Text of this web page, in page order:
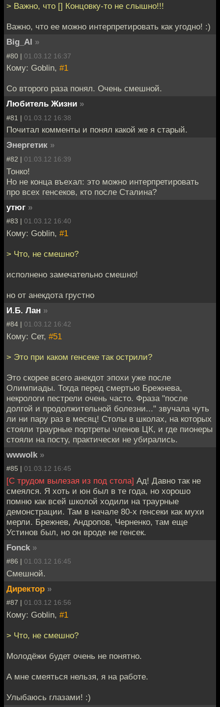
> Важно, что [] Концовку-то не слышно!!!
Важно, что ее можно интерпретировать как угодно! :)
Big_Al »
#80 | 01.03.12 16:37
Кому: Goblin, #1
Со второго раза понял. Очень смешной.
Любитель Жизни »
#81 | 01.03.12 16:38
Почитал комменты и понял какой же я старый.
Энергетик »
#82 | 01.03.12 16:39
Тонко!
Но не конца въехал: это можно интерпретировать
про всех генсеков, кто после Сталина?
утюг »
#83 | 01.03.12 16:40
Кому: Goblin, #1
> Что, не смешно?
исполнено замечательно смешно!
но от анекдота грустно
И.Б. Лан »
#84 | 01.03.12 16:42
Кому: Сет, #51
> Это при каком генсеке так острили?
Это скорее всего анекдот эпохи уже после
Олимпиады. Тогда перед смертью Брежнева,
некрологи пестрели очень часто. Фраза "после
долгой и продолжительной болезни..." звучала чуть
ли ни пару раз в месяц! Столы в школах, на которых
стояли траурные портреты членов ЦК, и где пионеры
стояли на посту, практически не убирались.
wwwolk »
#85 | 01.03.12 16:45
[С трудом вылезая из под стола] Ад! Давно так не
смеялся. Я хоть и юн был в те года, но хорошо
помню как всей школой ходили на траурные
демонстрации. Там в начале 80-х генсеки как мухи
мерли. Брежнев, Андропов, Черненко, там еще
Устинов был, но он вроде не генсек.
Fonck »
#86 | 01.03.12 16:45
Смешной.
Директор »
#87 | 01.03.12 16:56
Кому: Goblin, #1
> Что, не смешно?
Молодёжи будет очень не понятно.
А мне смеяться нельзя, я на работе.
Улыбаюсь глазами! :)